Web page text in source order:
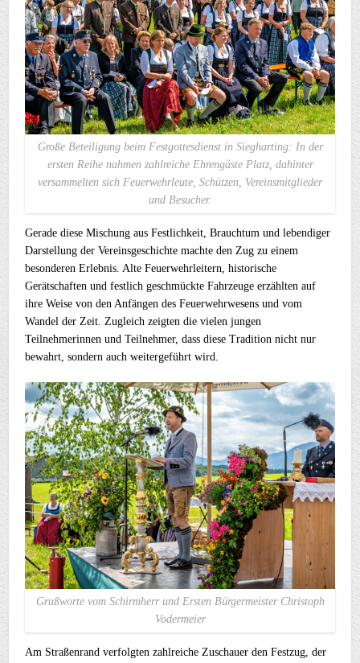
Große Beteiligung beim Festgottesdienst in Siegharting: In der
ersten Reihe nahmen zahlreiche Ehrengäste Platz, dahinter
versammelten sich Feuerwehrleute, Schützen, Vereinsmitglieder
und Besucher.
Gerade diese Mischung aus Festlichkeit, Brauchtum und lebendiger
Darstellung der Vereinsgeschichte machte den Zug zu einem
besonderen Erlebnis. Alte Feuerwehrleitern, historische
Gerätschaften und festlich geschmückte Fahrzeuge erzählten auf
ihre Weise von den Anfängen des Feuerwehrwesens und vom
Wandel der Zeit. Zugleich zeigten die vielen jungen
Teilnehmerinnen und Teilnehmer, dass diese Tradition nicht nur
bewahrt, sondern auch weitergeführt wird.
Grußworte vom Schirmherr und Ersten Bürgermeister Christoph
Vodermeier
Am Straßenrand verfolgten zahlreiche Zuschauer den Festzug, der